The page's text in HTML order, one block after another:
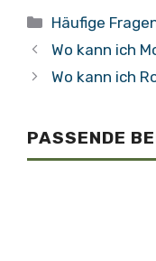
Kategorien
Häufige
Wo kann ich
Wo kann ich
PASSENDE